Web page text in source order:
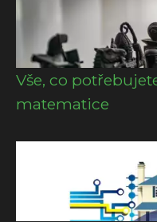
Vše, co
matematice